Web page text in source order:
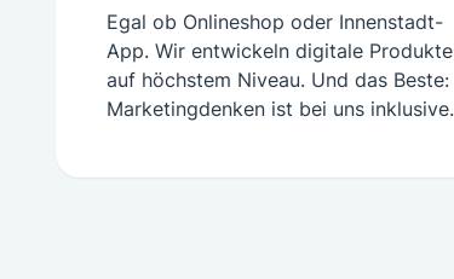
Egal ob Onlineshop oder Innenstadt-
App. Wir entwickeln digitale Produkte
auf höchstem Niveau. Und das Beste:
Marketingdenken ist bei uns inklusive.